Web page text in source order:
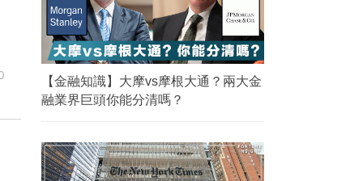
【金融知識】大摩vs摩根大通？兩大金
融業界巨頭你能分清嗎？